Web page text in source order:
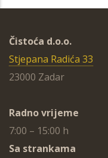
Čistoća d.o.o.
Stjepana Radića 33
23000 Zadar
Radno vrijeme
7:00 – 15:00 h
Sa strankama